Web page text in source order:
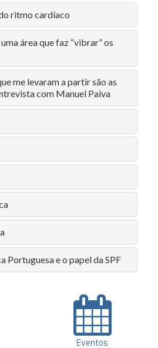
ritmo cardíaco
área que faz “vibrar” os
me levaram a partir são as
com Manuel Paiva
Portuguesa e o papel da SPF
Eventos